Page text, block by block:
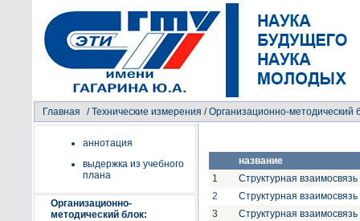
Главная /Технические измерения / Организационно-методический
аннотация
выдержка из учебного
плана
Организационно-
методический блок:
название
1
Структурная
2
Структурная
3
Структурная